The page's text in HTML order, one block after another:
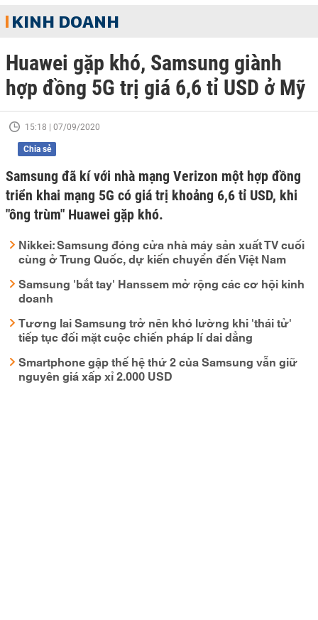
KINH DOANH
Huawei gặp khó, Samsung giành
hợp đồng 5G trị giá 6,6 tỉ USD ở Mỹ
15:18 | 07/09/2020
Chia sẻ
Samsung đã kí với nhà mạng Verizon một hợp đồng
triển khai mạng 5G có giá trị khoảng 6,6 tỉ USD, khi
"ông trùm" Huawei gặp khó.
Nikkei: Samsung đóng cửa nhà máy sản xuất TV cuối
cùng ở Trung Quốc, dự kiến chuyển đến Việt Nam
Samsung 'bắt tay' Hanssem mở rộng các cơ hội kinh
doanh
Tương lai Samsung trở nên khó lường khi 'thái tử'
tiếp tục đối mặt cuộc chiến pháp lí dai dẳng
Smartphone gập thế hệ thứ 2 của Samsung vẫn giữ
nguyên giá xấp xỉ 2.000 USD